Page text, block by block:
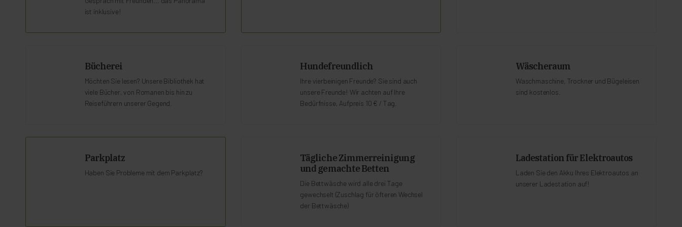
ist inklusive!
Bücherei
Möchten Sie lesen? Unsere Bibliothek hat
viele Bücher, von Romanen bis hin zu
Reiseführern unserer Gegend.
Hundefreundlich
Ihre vierbeinigen Freunde? Sie sind auch
unsere Freunde! Wir achten auf Ihre
Bedürfnisse, Aufpreis 10 € / Tag.
Wäscheraum
Waschmaschine, Trockner und Bügeleisen
sind kostenlos.
Parkplatz
Haben Sie Probleme mit dem Parkplatz?
Tägliche Zimmerreinigung
und gemachte Betten
Die Bettwäsche wird alle drei Tage
gewechselt (Zuschlag für öfteren Wechsel
der Bettwäsche)
Ladestation für Elektroautos
Laden Sie den Akku Ihres Elektroautos an
unserer Ladestation auf!